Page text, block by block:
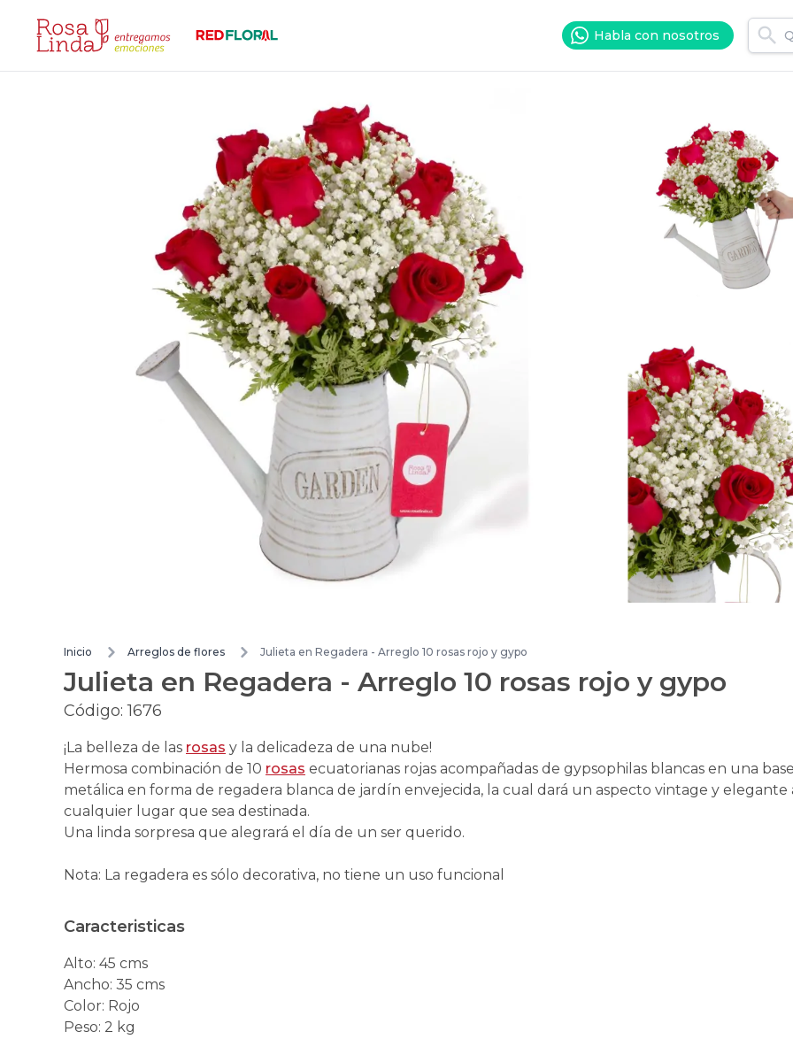
Habla con nosotros
Inicio Arreglos de flores Julieta en Regadera - Arreglo 10 rosas rojo y gypo
Julieta en Regadera - Arreglo 10 rosas rojo y gypo
Código:1676
¡La belleza de las rosas y la delicadeza de una nube!
Hermosa combinación de 10 rosas ecuatorianas rojas acompañadas de gypsophilas blancas en una base
metálica en forma de regadera blanca de jardín envejecida, la cual dará un aspecto vintage y elegante
cualquier lugar que sea destinada.
Una linda sorpresa que alegrará el día de un ser querido.
Nota: La regadera es sólo decorativa, no tiene un uso funcional
Caracteristicas
Alto: 45 cms
Ancho: 35 cms
Color: Rojo
Peso: 2 kg